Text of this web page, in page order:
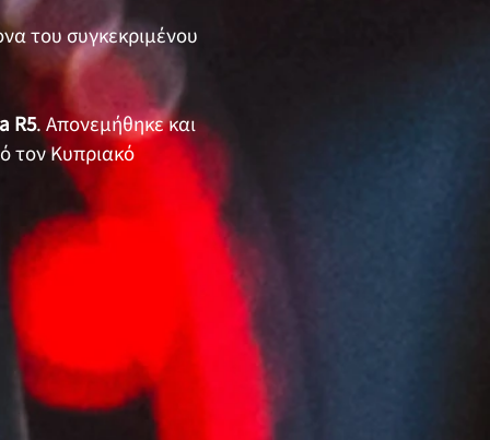
του συγκεκριμένου
R5. Απονεμήθηκε και
τον Κυπριακό